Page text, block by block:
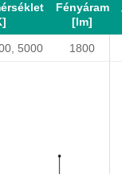
Fényáram
[lm]
5000 1800